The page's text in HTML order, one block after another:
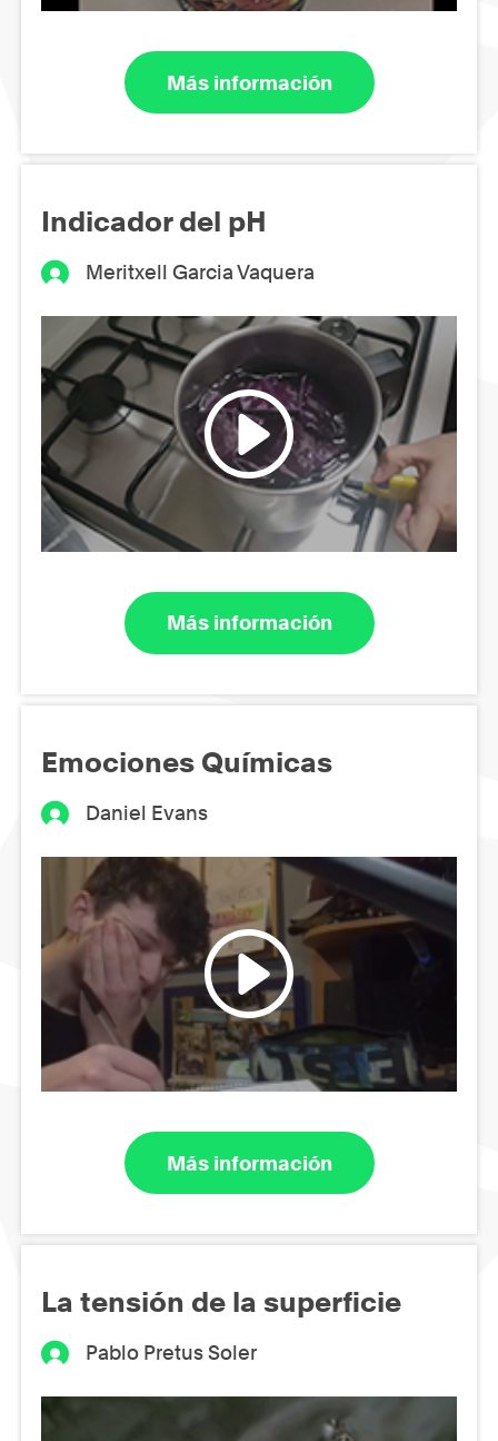
Más información
Indicador del pH
Meritxell Garcia Vaquera
Más información
Emociones Químicas
Daniel Evans
Más información
La tensión de la superficie
Pablo Pretus Soler